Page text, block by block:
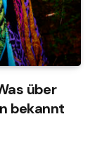
über
bekannt